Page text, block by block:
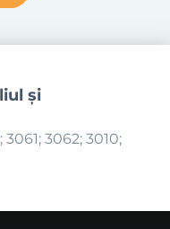
şi
3062; 3010;